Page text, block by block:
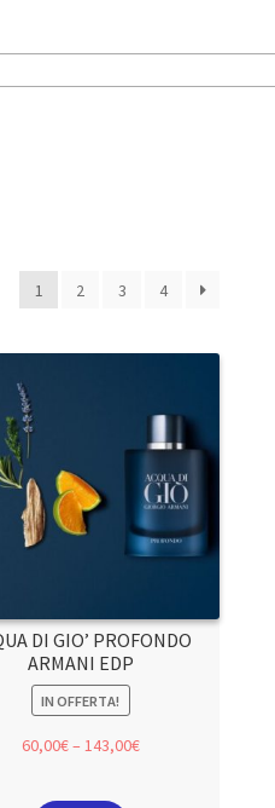
1 2 3 4
DI GIO’ PROFONDO
ARMANI EDP
IN OFFERTA!
60,00€– 143,00€